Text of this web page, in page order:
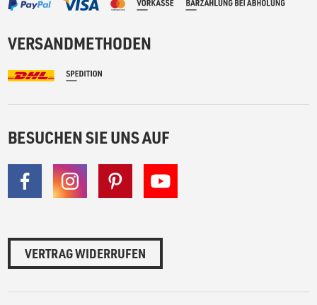
VERSANDMETHODEN
BESUCHEN SIE UNS AUF
VERTRAG WIDERRUFEN